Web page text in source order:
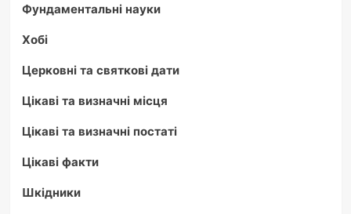
Фундаментальні науки
Хобі
Церковні та святкові дати
Цікаві та визначні місця
Цікаві та визначні постаті
Цікаві факти
Шкідники